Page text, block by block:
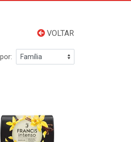
VOLTAR